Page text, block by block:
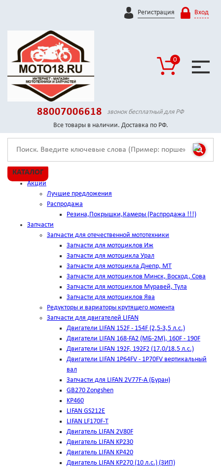
Регистрация Вход
0
88007006618
звонок бесплатный для РФ
Все товары в наличии. Доставка по РФ.
КАТАЛОГ
Акции
Лучшие предложения
Распродажа
Резина,Покрышки,Камеры (Распродажа !!!)
Запчасти
Запчасти для отечественной мототехники
Запчасти для мотоциклов Иж
Запчасти для мотоцикла Урал
Запчасти для мотоцикла Днепр, МТ
Запчасти для мотоциклов Минск, Восход, Сова
Запчасти для мотоциклов Муравей, Тула
Запчасти для мотоциклов Ява
Редукторы и вариаторы крутящего момента
Запчасти для двигателей LIFAN
Двигатели LIFAN 152F - 154F (2,5-3,5 л.с.)
Двигатели LIFAN 168-FA2 (МБ-2М), 160F - 190F
Двигатели LIFAN 192F, 192F2 (17.0/18.5 л.с.)
Двигатели LIFAN 1Р64FV - 1Р70FV вертикальный
вал
Запчасти для LIFAN 2V77F-A (Буран)
GB270 Zongshen
KP460
LIFAN GS212E
LIFAN LF170F-T
Двигатель LIFAN 2V80F
Двигатель LIFAN KP230
Двигатель LIFAN KP420
Двигатель LIFAN KP270 (10 л.с.) (ЗИП)